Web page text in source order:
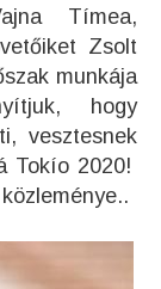
Tímea,
Zsolt
munkája
hogy
vesztesnek
Tokío 2020!
.